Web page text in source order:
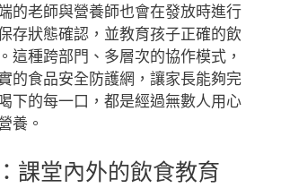
的老師與營養師也會在發放時進行
存狀態確認，並教育孩子正確的飲
這種跨部門、多層次的協作模式，
的食品安全防護網，讓家長能夠完
下的每一口，都是經過無數人用心
養。
課堂內外的飲食教育